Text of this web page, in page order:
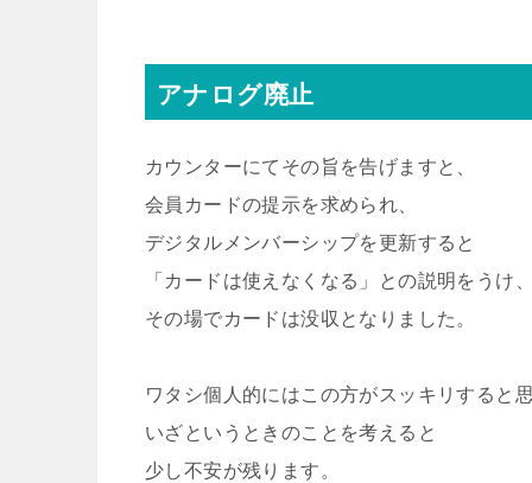
アナログ廃止
カウンターにてその旨を告げますと、
会員カードの提示を求められ、
デジタルメンバーシップを更新すると
「カードは使えなくなる」との説明をうけ、
その場でカードは没収となりました。
ワタシ個人的にはこの方がスッキリすると
いざというときのことを考えると
少し不安が残ります。